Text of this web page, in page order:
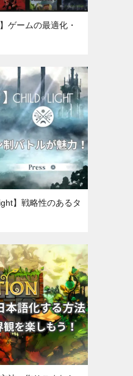
ゲームの最適化・
】戦略性のあるタ